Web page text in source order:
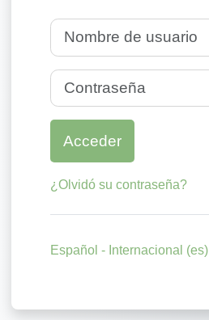
Nombre de usuario
Contraseña
Acceder
¿Olvidó su contraseña?
Español - Internacional ‎(es)‎